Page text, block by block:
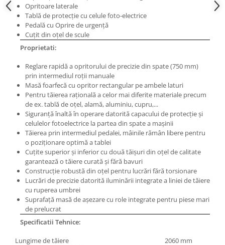
Masini electrice de filetat
Exhaustor pentru aschii metal
Masini de gaurit cu talpa
magnetica
Lame de ferastrau cu varf din
carbura
Lame de ferăstrău cu acoperire
Panze de taiere metal pentru
ferastraie
Roti de lustruit
Standuri pentru ferăstraie cu
bandă
Standuri pentru mașini de găurit și
frezat
Standuri pentru mașini de șlefuit
Standuri pentru strunguri metal
Unelte striere
Opritoare laterale
Tablă de protecţie cu celule foto-electrice
Pedală cu Oprire de urgenţă
Cuţit din oţel de scule
Proprietati:
Reglare rapidă a opritorului de precizie din spate (750 mm)
prin intermediul roţii manuale
Masă foarfecă cu opritor rectangular pe ambele laturi
Pentru tăierea raţională a celor mai diferite materiale precum
de ex. tablă de oţel, alamă, aluminiu, cupru,...
Siguranţă înaltă în operare datorită capacului de protecţie şi
celulelor fotoelectrice la partea din spate a maşinii
Tăierea prin intermediul pedalei, mâinile rămân libere pentru
o poziţionare optimă a tablei
Cuţite superior şi inferior cu două tăişuri din oţel de calitate
garantează o tăiere curată şi fără bavuri
Construcţie robustă din oţel pentru lucrări fără torsionare
Lucrări de precizie datorită iluminării integrate a liniei de tăiere
cu ruperea umbrei
Suprafaţă masă de aşezare cu role integrate pentru piese mari
de prelucrat
Specificatii Tehnice:
Lungime de tăiere
2060 mm